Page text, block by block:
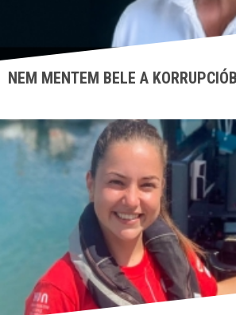
NEM MENTEM BELE A